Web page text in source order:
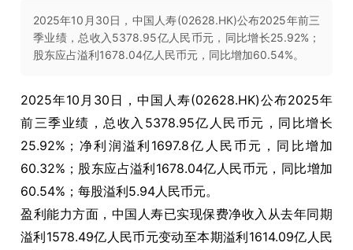
2025年10月30日，中国人寿(02628.HK)公布2025年前三
季业绩，总收入5378.95亿人民币元，同比增长25.92%；
股东应占溢利1678.04亿人民币元，同比增加60.54%。
2025年10月30日，中国人寿(02628.HK)公布2025年
前三季业绩，总收入5378.95亿人民币元，同比增长
25.92%；净利润溢利1697.8亿人民币元，同比增加
60.32%；股东应占溢利1678.04亿人民币元，同比增加
60.54%；每股溢利5.94人民币元。
盈利能力方面，中国人寿已实现保费净收入从去年同期
溢利1578.49亿人民币元变动至本期溢利1614.09亿人民